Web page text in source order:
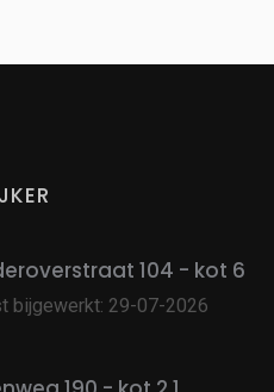
104 - kot 6
bijgewerkt: 29-07-2026